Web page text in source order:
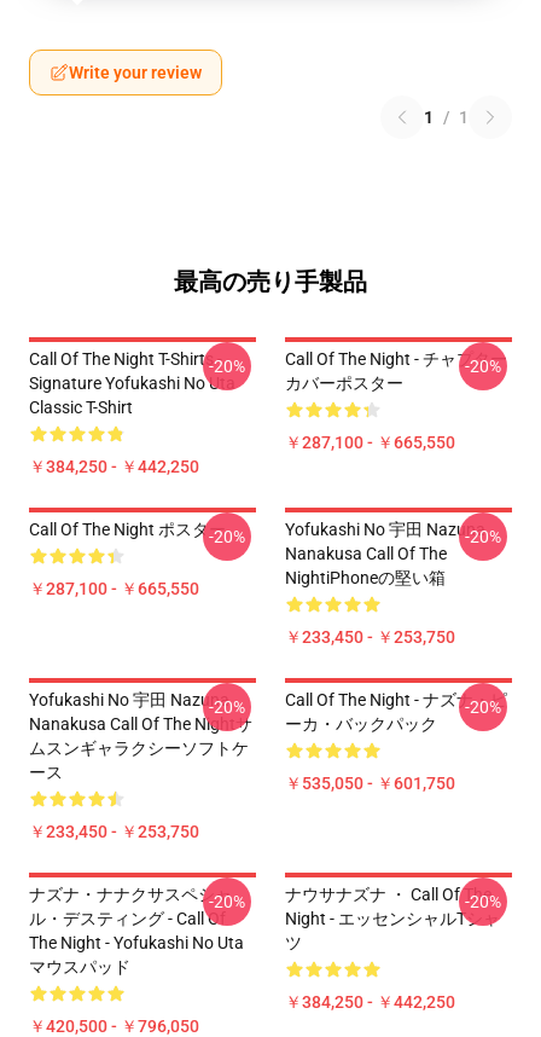
Write your review
1 / 1
最高の売り手製品
Call Of The Night T-Shirts -
Signature Yofukashi No Uta
Classic T-Shirt
￥384,250 - ￥442,250
-20%
Call Of The Night - チャプター
カバーポスター
￥287,100 - ￥665,550
-20%
Call Of The Night ポスター
￥287,100 - ￥665,550
-20%
Yofukashi No 宇田 Nazuna
Nanakusa Call Of The
NightiPhoneの堅い箱
￥233,450 - ￥253,750
-20%
Yofukashi No 宇田 Nazuna
Nanakusa Call Of The Nightサ
ムスンギャラクシーソフトケ
ース
￥233,450 - ￥253,750
-20%
Call Of The Night - ナズナ・ピ
ーカ・バックパック
￥535,050 - ￥601,750
-20%
ナズナ・ナナクサスペシャ
ル・デスティング - Call Of
The Night - Yofukashi No Uta
マウスパッド
￥420,500 - ￥796,050
-20%
ナウサナズナ ・ Call Of The
Night - エッセンシャルTシャ
ツ
￥384,250 - ￥442,250
-20%